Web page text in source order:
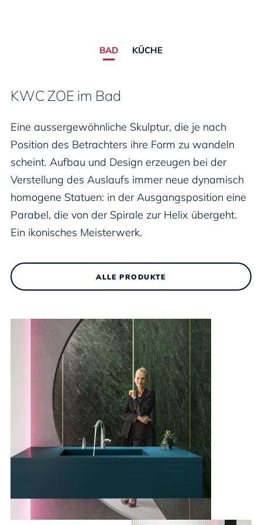
BAD KÜCHE
KWC ZOE im Bad
Eine aussergewöhnliche Skulptur, die je nach
Position des Betrachters ihre Form zu wandeln
scheint. Aufbau und Design erzeugen bei der
Verstellung des Auslaufs immer neue dynamisch
homogene Statuen: in der Ausgangsposition eine
Parabel, die von der Spirale zur Helix übergeht.
Ein ikonisches Meisterwerk.
ALLE PRODUKTE